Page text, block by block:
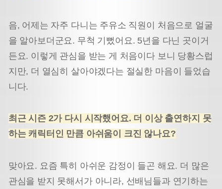
음, 어제는 자주 다니는 주유소 직원이 처음으로 얼굴
을 알아보더군요. 무척 기뻤어요. 5년을 다닌 곳이거
든요. 이렇게 관심을 받는 게 처음이다 보니 당황스럽
지만, 더 열심히 살아야겠다는 절실한 마음이 들었습
니다.
최근 시즌 2가 다시 시작했어요. 더 이상 출연하지 못
하는 캐릭터인 만큼 아쉬움이 크진 않나요?
맞아요. 요즘 특히 아쉬운 감정이 들곤 해요. 더 많은
관심을 받지 못해서가 아니라, 선배님들과 연기하는